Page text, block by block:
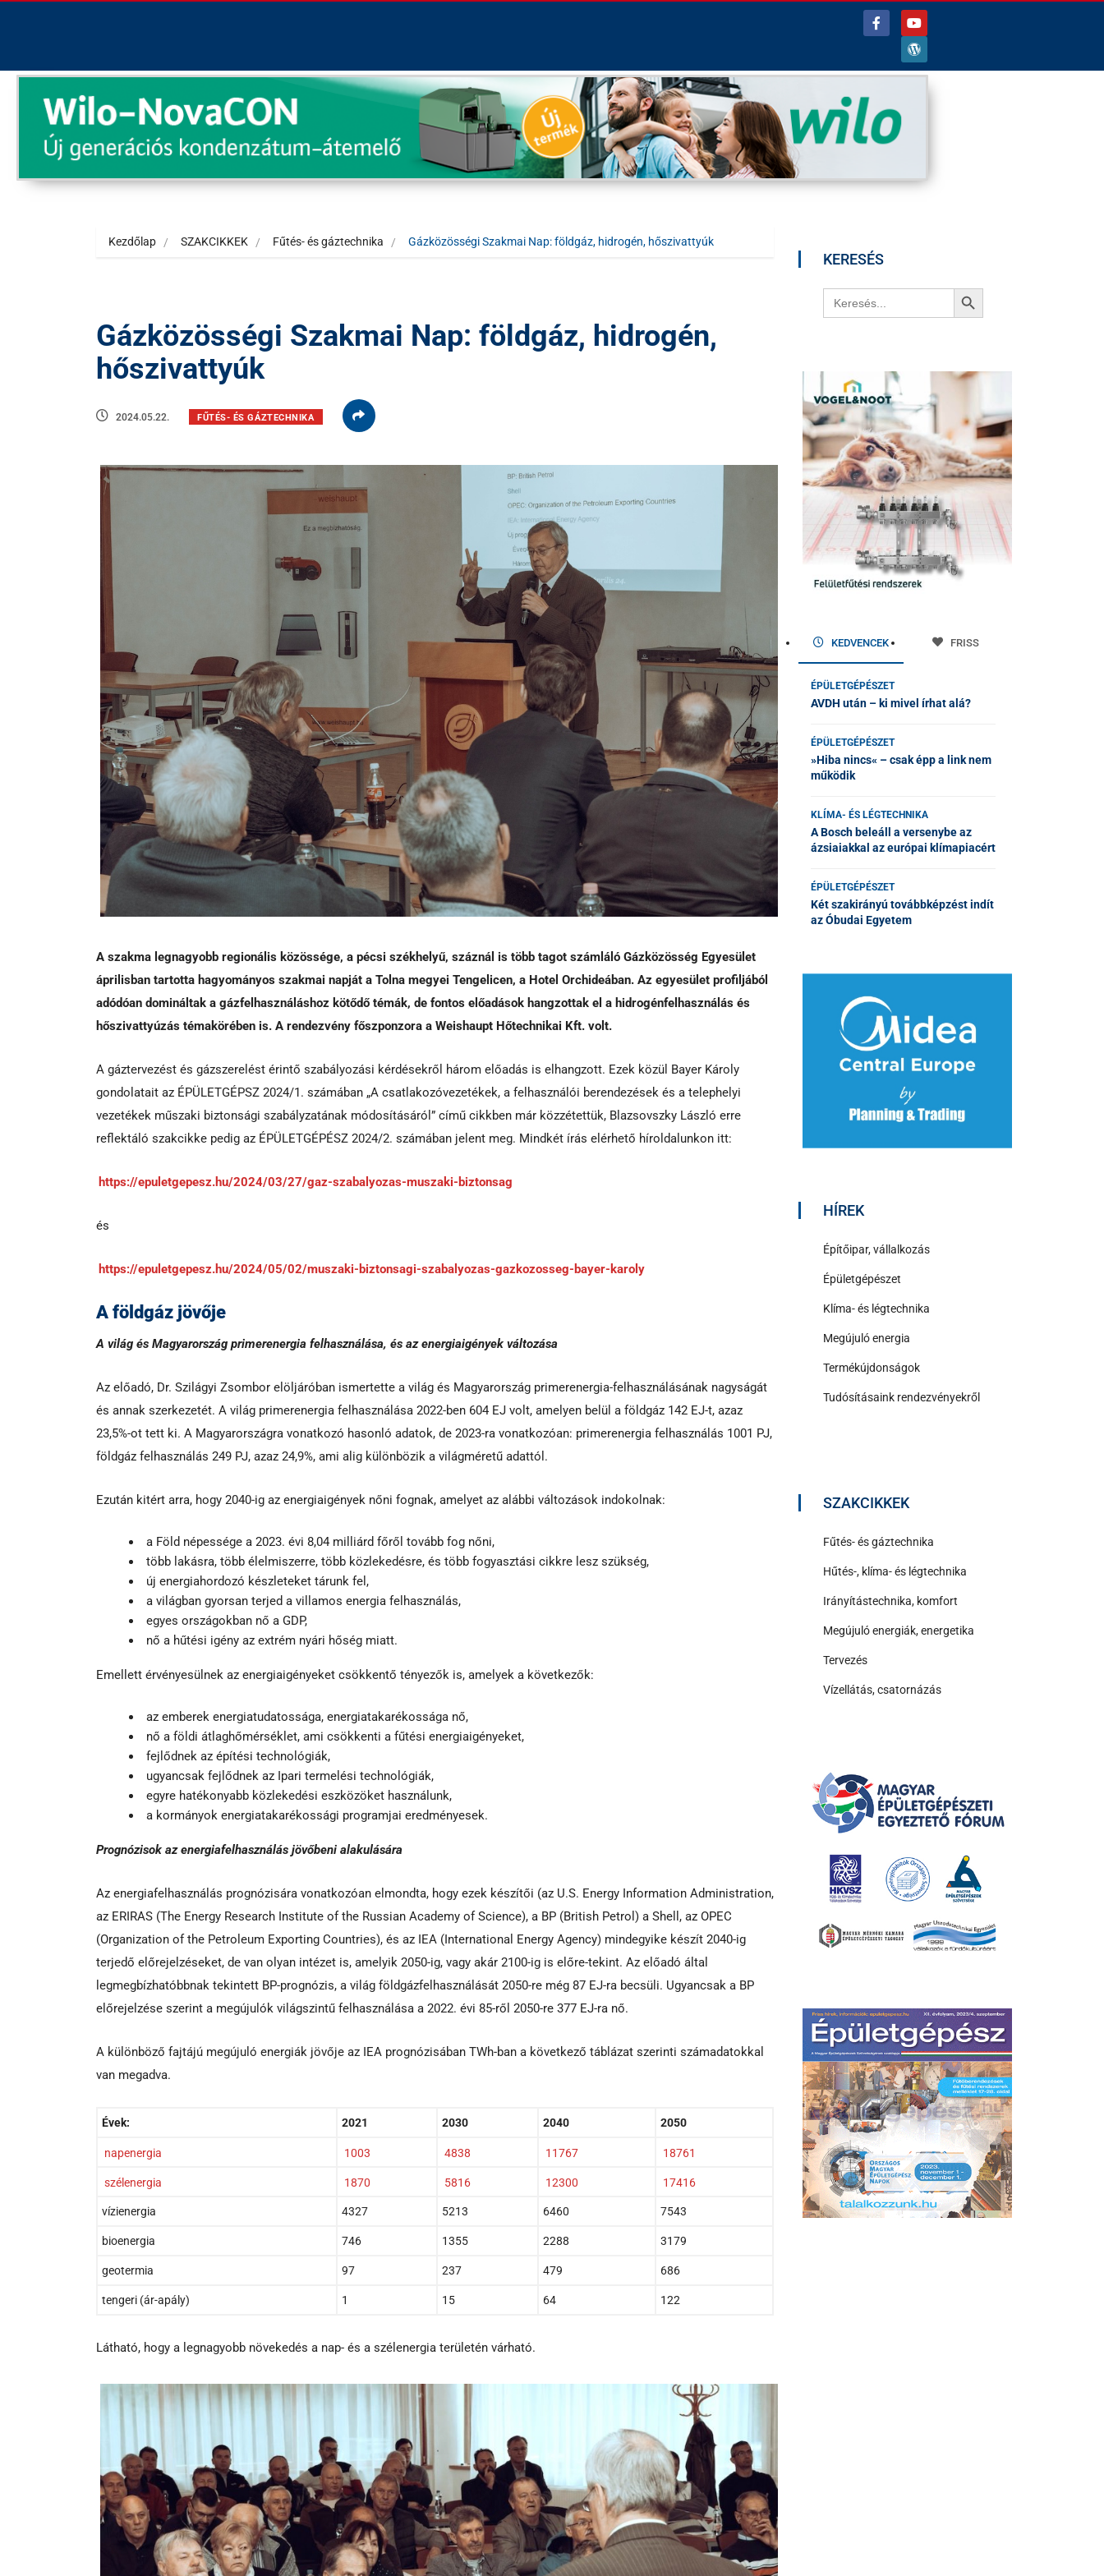
Kezdőlap SZAKCIKKEK Fűtés- és gáztechnika Gázközösségi Szakmai Nap: földgáz, hidrogén, hőszivattyúk
Gázközösségi Szakmai Nap: földgáz, hidrogén,
hőszivattyúk
2024.05.22. FŰTÉS- ÉS GÁZTECHNIKA
A szakma legnagyobb regionális közössége, a pécsi székhelyű, száznál is több tagot számláló Gázközösség Egyesület
áprilisban tartotta hagyományos szakmai napját a Tolna megyei Tengelicen, a Hotel Orchideában. Az egyesület profiljából
adódóan domináltak a gázfelhasználáshoz kötődő témák, de fontos előadások hangzottak el a hidrogénfelhasználás és
hőszivattyúzás témakörében is. A rendezvény főszponzora a Weishaupt Hőtechnikai Kft. volt.
A gáztervezést és gázszerelést érintő szabályozási kérdésekről három előadás is elhangzott. Ezek közül Bayer Károly
gondolatait az ÉPÜLETGÉPSZ 2024/1. számában „A csatlakozóvezetékek, a felhasználói berendezések és a telephelyi
vezetékek műszaki biztonsági szabályzatának módosításáról” című cikkben már közzétettük, Blazsovszky László erre
reflektáló szakcikke pedig az ÉPÜLETGÉPÉSZ 2024/2. számában jelent meg. Mindkét írás elérhető híroldalunkon itt:
https://epuletgepesz.hu/2024/03/27/gaz-szabalyozas-muszaki-biztonsag
és
https://epuletgepesz.hu/2024/05/02/muszaki-biztonsagi-szabalyozas-gazkozosseg-bayer-karoly
A földgáz jövője
A világ és Magyarország primerenergia felhasználása, és az energiaigények változása
Az előadó, Dr. Szilágyi Zsombor elöljáróban ismertette a világ és Magyarország primerenergia-felhasználásának nagyságát
és annak szerkezetét. A világ primerenergia felhasználása 2022-ben 604 EJ volt, amelyen belül a földgáz 142 EJ-t, azaz
23,5%-ot tett ki. A Magyarországra vonatkozó hasonló adatok, de 2023-ra vonatkozóan: primerenergia felhasználás 1001 PJ,
földgáz felhasználás 249 PJ, azaz 24,9%, ami alig különbözik a világméretű adattól.
Ezután kitért arra, hogy 2040-ig az energiaigények nőni fognak, amelyet az alábbi változások indokolnak:
a Föld népessége a 2023. évi 8,04 milliárd főről tovább fog nőni,
több lakásra, több élelmiszerre, több közlekedésre, és több fogyasztási cikkre lesz szükség,
új energiahordozó készleteket tárunk fel,
a világban gyorsan terjed a villamos energia felhasználás,
egyes országokban nő a GDP,
nő a hűtési igény az extrém nyári hőség miatt.
Emellett érvényesülnek az energiaigényeket csökkentő tényezők is, amelyek a következők:
az emberek energiatudatossága, energiatakarékossága nő,
nő a földi átlaghőmérséklet, ami csökkenti a fűtési energiaigényeket,
fejlődnek az építési technológiák,
ugyancsak fejlődnek az Ipari termelési technológiák,
egyre hatékonyabb közlekedési eszközöket használunk,
a kormányok energiatakarékossági programjai eredményesek.
Prognózisok az energiafelhasználás jövőbeni alakulására
Az energiafelhasználás prognózisára vonatkozóan elmondta, hogy ezek készítői (az U.S. Energy Information Administration,
az ERIRAS (The Energy Research Institute of the Russian Academy of Science), a BP (British Petrol) a Shell, az OPEC
(Organization of the Petroleum Exporting Countries), és az IEA (International Energy Agency) mindegyike készít 2040-ig
terjedő előrejelzéseket, de van olyan intézet is, amelyik 2050-ig, vagy akár 2100-ig is előre-tekint. Az előadó által
legmegbízhatóbbnak tekintett BP-prognózis, a világ földgázfelhasználását 2050-re még 87 EJ-ra becsüli. Ugyancsak a BP
előrejelzése szerint a megújulók világszintű felhasználása a 2022. évi 85-ről 2050-re 377 EJ-ra nő.
A különböző fajtájú megújuló energiák jövője az IEA prognózisában TWh-ban a következő táblázat szerinti számadatokkal
van megadva.
Évek: 2021 2030 2040 2050
napenergia 1003 4838 11767 18761
szélenergia 1870 5816 12300 17416
vízienergia 4327 5213 6460 7543
bioenergia 746 1355 2288 3179
geotermia 97 237 479 686
tengeri (ár-apály) 1 15 64 122
Látható, hogy a legnagyobb növekedés a nap- és a szélenergia területén várható.
KERESÉS
Search
for:
Search Button
KEDVENCEK FRISS
ÉPÜLETGÉPÉSZET
AVDH után – ki mivel írhat alá?
ÉPÜLETGÉPÉSZET
»Hiba nincs« – csak épp a link nem
működik
KLÍMA- ÉS LÉGTECHNIKA
A Bosch beleáll a versenybe az
ázsiaiakkal az európai klímapiacért
ÉPÜLETGÉPÉSZET
Két szakirányú továbbképzést indít
az Óbudai Egyetem
HÍREK
Építőipar, vállalkozás
Épületgépészet
Klíma- és légtechnika
Megújuló energia
Termékújdonságok
Tudósításaink rendezvényekről
SZAKCIKKEK
Fűtés- és gáztechnika
Hűtés-, klíma- és légtechnika
Irányítástechnika, komfort
Megújuló energiák, energetika
Tervezés
Vízellátás, csatornázás